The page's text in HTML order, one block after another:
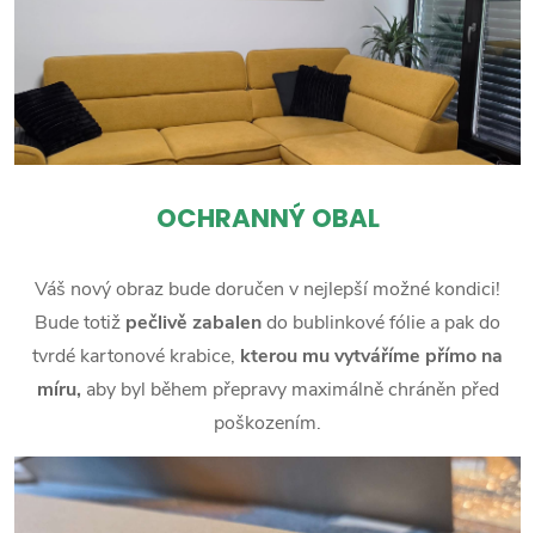
OCHRANNÝ OBAL
Váš nový obraz bude doručen v nejlepší možné kondici!
Bude totiž pečlivě zabalendo bublinkové fólie a pak do
tvrdé kartonové krabice, kterou mu vytváříme přímo na
míru, aby byl během přepravy maximálně chráněn před
poškozením.